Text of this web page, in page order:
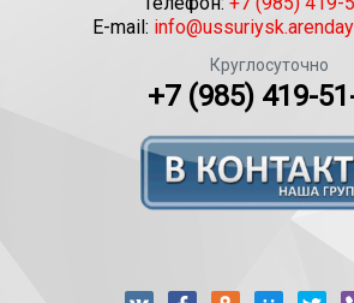
E-mail:
Круглосуточно
+7 (985) 419-